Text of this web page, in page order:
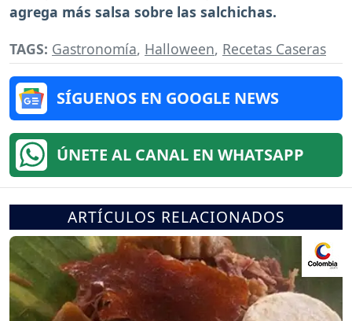
agrega más salsa sobre las salchichas.
TAGS: Gastronomía, Halloween, Recetas Caseras
SÍGUENOS EN GOOGLE NEWS
ÚNETE AL CANAL EN WHATSAPP
ARTÍCULOS RELACIONADOS